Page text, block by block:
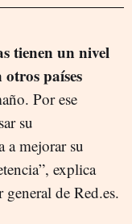
tienen un nivel
países
Por ese
su
a mejorar su
explica
de Red.es.